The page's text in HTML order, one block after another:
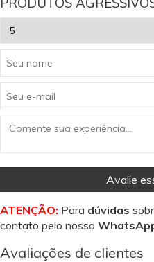
Avalie
ATENÇÃO: Para dúvidas
contato pelo nosso
Avaliações de clientes